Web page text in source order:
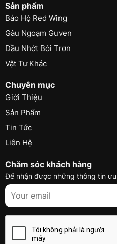
Sản phẩm
Bảo Hộ Red Wing
Gàu Ngoạm Guven
Dầu Nhớt Bôi Trơn
Vật Tư Khác
Chuyên mục
Giới Thiệu
Sản Phẩm
Tin Tức
Liên Hệ
Chăm sóc khách hàng
Để nhận được những thông tin